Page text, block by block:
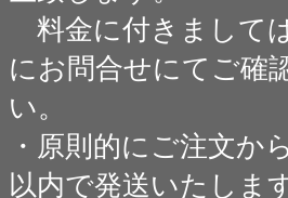
料金に付きまして
にお問合せにてご確
い。
・原則的にご注文か
以内で発送いたしま